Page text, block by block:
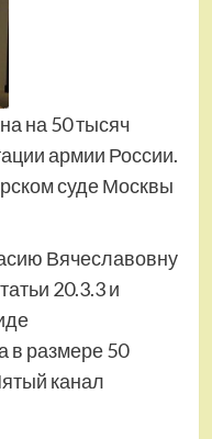
на 50 тысяч
армии России.
суде Москвы
Вячеславовну
20.3.3 и
в размере 50
канал